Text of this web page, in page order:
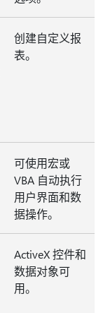
创建自定义报
表。
可使用宏或
VBA 自动执行
用户界面和数
据操作。
ActiveX 控件和
数据对象可
用。